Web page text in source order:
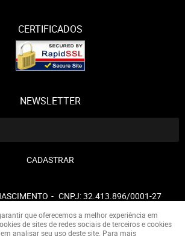
CERTIFICADOS
NEWSLETTER
CADASTRAR
CNPJ: 32.413.896/0001-27
que oferecemos a melhor experiência em
de sites de redes sociais de terceiros e cookies
analisar seu uso deste site. Para mais